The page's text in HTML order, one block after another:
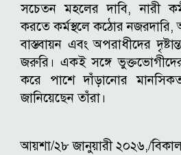
সচেতন মহলের দাবি, নারী
করতে কর্মস্থলে কঠোর নজরদারি,
বাস্তবায়ন এবং অপরাধীদের
জরুরি। একই সঙ্গে
করে পাশে দাঁড়ানোর
জানিয়েছেন তাঁরা।
আয়শা/২৮ জানুয়ারী ২০২৬,/